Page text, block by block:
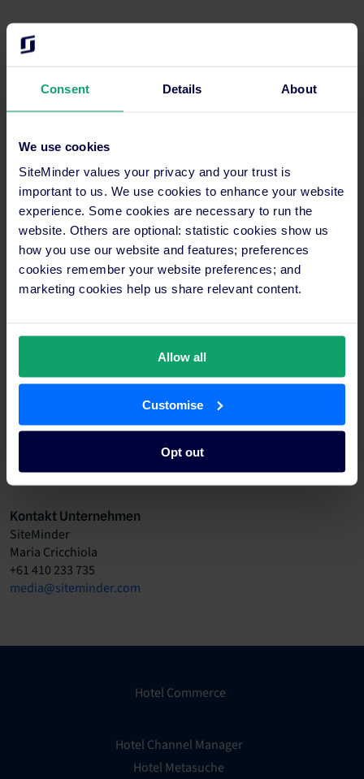
Consent Details About
We use cookies
SiteMinder values your privacy and your trust is
important to us. We use cookies to enhance your website
experience. Some cookies are necessary to run the
website. Others are optional: statistic cookies show us
how you use our website and features; preferences
cookies remember your website preferences; and
marketing cookies help us share relevant content.
Allow all
Customise
Opt out
Als marktführende Cloud-Software für Hotels verwandelt
SiteMinder weltweit Reisende in Gäste. Die preisgekrönten
Zu den Produkten von SiteMinder gehören
The Channel
provisionsfreien Technologie für die eigene Webseite mit
umfassenden Funktionen;Canvas , der intelligente Website
Creator für unabhängige Hoteliers; Prophet, die intelligente
Echtzeit-Pricing-Lösung für die effektive Preisgestaltung der
Hotelzimmer und dasGDS by SiteMinder , welches für nahtlose
Reservierungsabläufe über alle großen GDS sorgt.
SiteMinder ist weltweit marktführend im Bereich der
Integration und arbeitet derzeit mit rund 550 Partnern
Vertriebskanälen. Bereits rund 28.000 Hotelbetriebe in mehr
als 160 Ländern vertrauen der innovativen Technologie von
l&t communications
Kontakt Unternehmen
SiteMinder
Maria Cricchiola
+61 410 233 735
media@siteminder.com
Hotel Commerce
Hotel Channel Manager
Hotel Metasuche